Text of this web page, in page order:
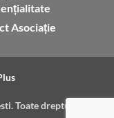
Asociație
Toate drepturile